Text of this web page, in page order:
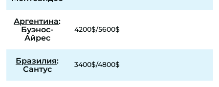
Аргентина:
Буэнос-
Айрес
4200$/5600$
Бразилия:
Сантус
3400$/4800$